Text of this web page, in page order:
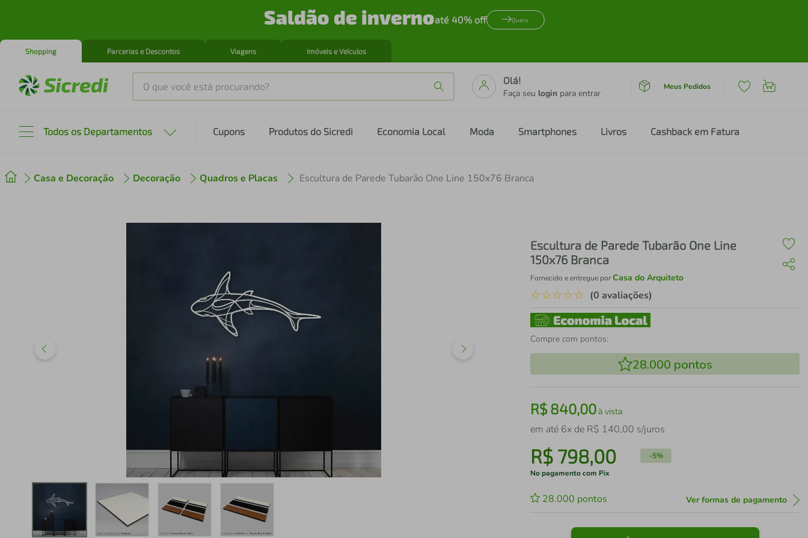
Saldão de invernoaté 40% off Quero
Shopping Parcerias e Descontos Viagens Imóveis e Veículos
O que você está procurando?
Olá!
Faça seu login para entrar
Meus Pedidos
Todos os Departamentos Cupons Produtos do Sicredi Economia Local Moda Smartphones Livros Cashback em Fatura
Casa e Decoração Decoração Quadros e Placas Escultura de Parede Tubarão One Line 150x76 Branca
Escultura de Parede Tubarão One Line
150x76 Branca
Fornecido e entregue porCasa do Arquiteto
☆☆☆☆☆ (0 avaliações)
Compre com pontos:
28.000 pontos
R$840,00à vista
em até 6x de R$ 140,00 s/juros
R$ 798,00 -5%
No pagamento com Pix
28.000 pontos Ver formas de pagamento
º cafeteira